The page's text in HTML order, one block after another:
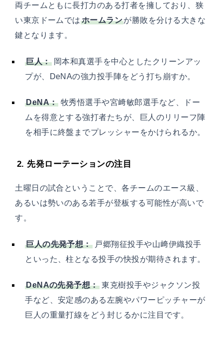
両チームともに長打力のある打者を擁しており、狭
い東京ドームでは ホームランが勝敗を分ける大きな
鍵となります。
巨人：岡本和真選手を中心としたクリーンアッ
プが、DeNAの強力投手陣をどう打ち崩すか。
DeNA： 牧秀悟選手や宮﨑敏郎選手など、ドー
ムを得意とする強打者たちが、巨人のリリーフ陣
を相手に終盤までプレッシャーをかけられるか。
2. 先発ローテーションの注目
土曜日の試合ということで、各チームのエース級、
あるいは勢いのある若手が登板する可能性が高いで
す。
巨人の先発予想：戸郷翔征投手や山﨑伊織投手
といった、柱となる投手の快投が期待されます。
DeNAの先発予想：東克樹投手やジャクソン投
手など、安定感のある左腕やパワーピッチャーが
巨人の重量打線をどう封じるかに注目です。